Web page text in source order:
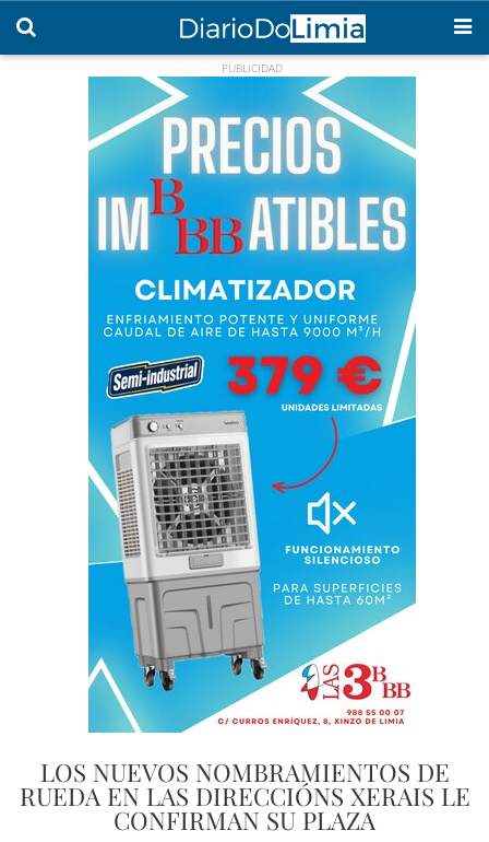
LOS NUEVOS NOMBRAMIENTOS DE
RUEDA EN LAS DIRECCIÓNS XERAIS LE
CONFIRMAN SU PLAZA